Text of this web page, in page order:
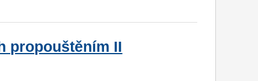
propouštěním II